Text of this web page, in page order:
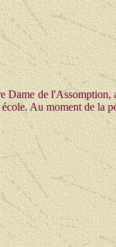
Dame de l'Assomption,
Au moment de la